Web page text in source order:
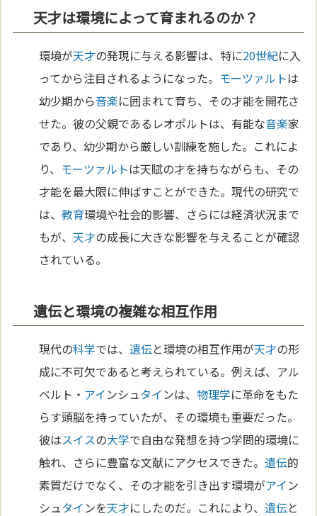
天才は環境によって育まれるのか？
環境が天才の発現に与える影響は、特に20世紀に入
ってから注目されるようになった。 モーツァルトは
幼少期から音楽に囲まれて育ち、その才能を開花さ
せた。彼の父親であるレオポルトは、有能な音楽家
であり、幼少期から厳しい訓練を施した。これによ
り、 モーツァルトは天賦の才を持ちながらも、その
才能を最大限に伸ばすことができた。現代の研究で
は、教育環境や社会的影響、さらには経済状況まで
もが、天才の成長に大きな影響を与えることが確認
されている。
遺伝と環境の複雑な相互作用
現代の科学では、遺伝と環境の相互作用が天才の形
成に不可欠であると考えられている。例えば、アル
ベルト・ アインシュタインは、 物理学に革命をもた
らす頭脳を持っていたが、その環境も重要だった。
彼はスイスの大学で自由な発想を持つ学問的環境に
触れ、さらに豊富な文献にアクセスできた。遺伝的
素質だけでなく、その才能を引き出す環境がアイン
シュタインを天才にしたのだ。これにより、遺伝と